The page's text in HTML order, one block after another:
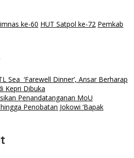
ke-60 HUT Satpol ke-72 Pemkab
Sea ‘Farewell Dinner’, Ansar Berharap
Kepri Dibuka
Penandatanganan MoU
Penobatan Jokowi ‘Bapak